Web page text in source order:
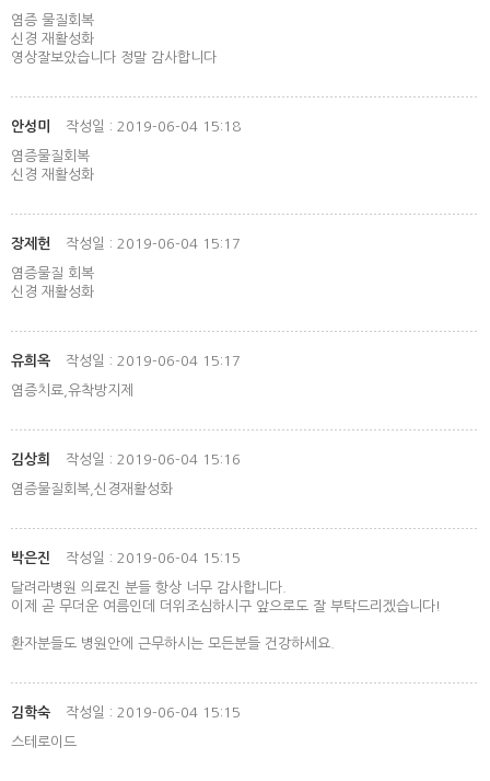
염증 물질회복
신경 재활성화
영상잘보았습니다 정말 감사합니다
안성미 작성일 : 2019-06-04 15:18
염증물질회복
신경 재활성화
장제헌 작성일 : 2019-06-04 15:17
염증물질 회복
신경 재활성화
유희옥 작성일 : 2019-06-04 15:17
염증치료,유착방지제
김상희 작성일 : 2019-06-04 15:16
염증물질회복,신경재활성화
박은진 작성일 : 2019-06-04 15:15
달려라병원 의료진 분들 항상 너무 감사합니다.
이제 곧 무더운 여름인데 더위조심하시구 앞으로도 잘 부탁드리겠습니다!
환자분들도 병원안에 근무하시는 모든분들 건강하세요.
김학숙 작성일 : 2019-06-04 15:15
스테로이드